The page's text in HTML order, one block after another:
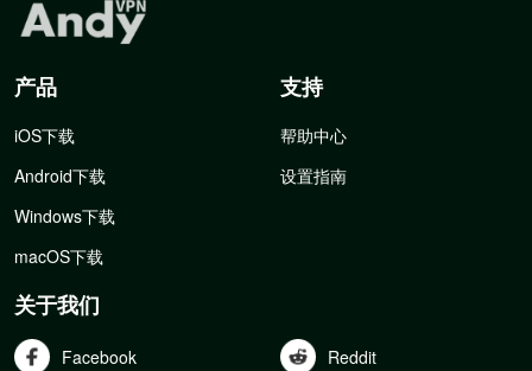
产品
iOS下载
Android下载
Windows下载
macOS下载
支持
帮助中心
设置指南
关于我们
Facebook Reddit